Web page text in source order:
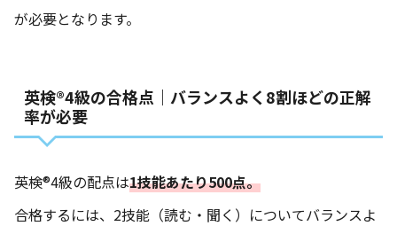
が必要となります。
英検®4級の合格点｜バランスよく8割ほどの正解
率が必要
英検®4級の配点は1技能あたり500点。
合格するには、2技能（読む・聞く）についてバランスよ